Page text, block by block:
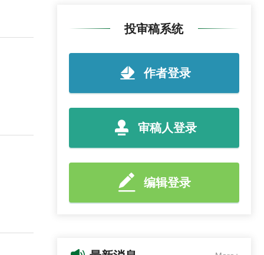
投审稿系统
作者登录
审稿人登录
编辑登录